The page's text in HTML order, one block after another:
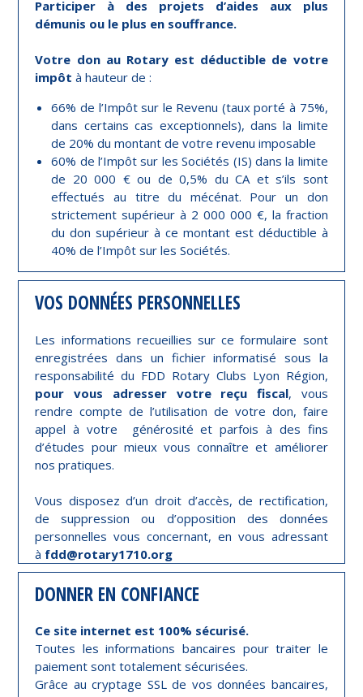
Participer à des projets d’aides aux plus
démunis ou le plus en souffrance.
Votre don au Rotary est déductible de votre
impôt à hauteur de :
66% de l’Impôt sur le Revenu (taux porté à 75%,
dans certains cas exceptionnels), dans la limite
de 20% du montant de votre revenu imposable
60% de l’Impôt sur les Sociétés (IS) dans la limite
de 20 000 € ou de 0,5% du CA et s’ils sont
effectués au titre du mécénat. Pour un don
strictement supérieur à 2 000 000 €, la fraction
du don supérieur à ce montant est déductible à
40% de l’Impôt sur les Sociétés.
VOS DONNÉES PERSONNELLES
Les informations recueillies sur ce formulaire sont
enregistrées dans un fichier informatisé sous la
responsabilité du FDD Rotary Clubs Lyon Région,
pour vous adresser votre reçu fiscal, vous
rendre compte de l’utilisation de votre don, faire
appel à votre générosité et parfois à des fins
d’études pour mieux vous connaître et améliorer
nos pratiques.
Vous disposez d’un droit d’accès, de rectification,
de suppression ou d’opposition des données
personnelles vous concernant, en vous adressant
à fdd@rotary1710.org
DONNER EN CONFIANCE
Ce site internet est 100% sécurisé.
Toutes les informations bancaires pour traiter le
paiement sont totalement sécurisées.
Grâce au cryptage SSL de vos données bancaires,